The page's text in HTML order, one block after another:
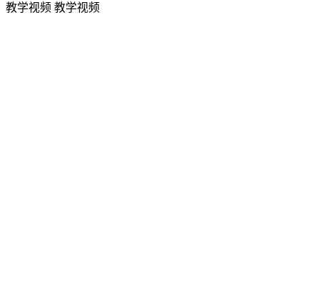
教学视频 教学视频